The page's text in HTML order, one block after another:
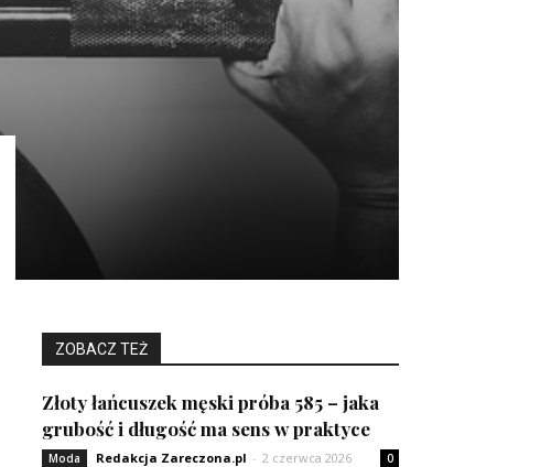
ZOBACZ TEŻ
Złoty łańcuszek męski próba 585 – jaka
grubość i długość ma sens w praktyce
Moda Redakcja Zareczona.pl - 2 czerwca 2026 0